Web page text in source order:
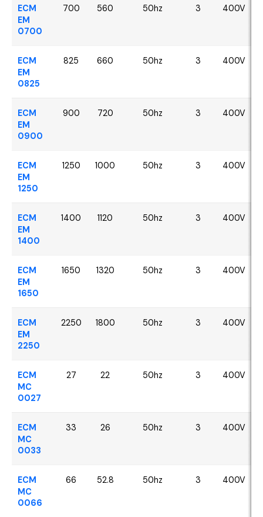
ECM
EM
0700
700 560 50hz 3 400V
ECM
EM
0825
825 660 50hz 3 400V
ECM
EM
0900
900 720 50hz 3 400V
ECM
EM
1250
1250 1000 50hz 3 400V
ECM
EM
1400
1400 1120 50hz 3 400V
ECM
EM
1650
1650 1320 50hz 3 400V
ECM
EM
2250
2250 1800 50hz 3 400V
ECM
MC
0027
27 22 50hz 3 400V
ECM
MC
0033
33 26 50hz 3 400V
ECM
MC
0066
66 52.8 50hz 3 400V